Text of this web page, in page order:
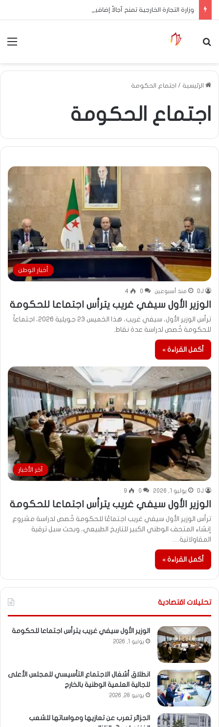
بحث عن
الرئيسية / اجتماع الحكومة
اجتماع الحكومة
أخبار الوطن
DJ منذ أسبوعين 0
4
الوزير الأول سيفي غريب يترأس اجتماعا للحكومة
ترأس الوزير الأول، سيفي غريب، هذا الخميس 23 جويلية 2026، اجتماعاً
للحكومة خُصص لدراسة عدة نقاط.
أكمل القراءة »
آخر الأخبار
DJ يوليو 1, 2026 0
9
الوزير الأول سيفي غريب يترأس اجتماعا للحكومة
ترأس الوزير الأول سيفي غريب اجتماعًا للحكومة خُصص لدراسة مشروع
إنشاء المتحف الوطني الكبير للتاريخ الطبيعي، وبحث سبل ترقية
المقاولاتية…
أكمل القراءة »
تحليلات اقتصادية
الوزير الأول سيفي غريب يترأس اجتماعا للحكومة
يوليو 1, 2026
انطلاق أشغال الاجتماع التأسيسي للمجلس الأعلى
للجالية العلمية الوطنية بالخارج
يونيو 28, 2026
الجزائر تعرب عن تعازيها ومواساتها للشعب